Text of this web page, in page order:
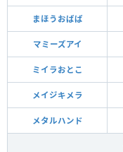
まほうおばば
マミーズアイ
ミイラおとこ
メイジキメラ
メタルハンド